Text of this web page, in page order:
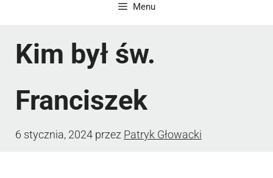
Menu
Kim był św.
Franciszek
6 stycznia, 2024 przez Patryk Głowacki